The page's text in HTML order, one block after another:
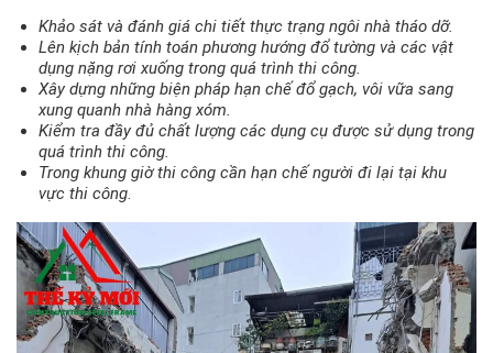
Khảo sát và đánh giá chi tiết thực trạng ngôi nhà tháo dỡ.
Lên kịch bản tính toán phương hướng đổ tường và các vật
dụng nặng rơi xuống trong quá trình thi công.
Xây dựng những biện pháp hạn chế đổ gạch, vôi vữa sang
xung quanh nhà hàng xóm.
Kiểm tra đầy đủ chất lượng các dụng cụ được sử dụng trong
quá trình thi công.
Trong khung giờ thi công cần hạn chế người đi lại tại khu
vực thi công.